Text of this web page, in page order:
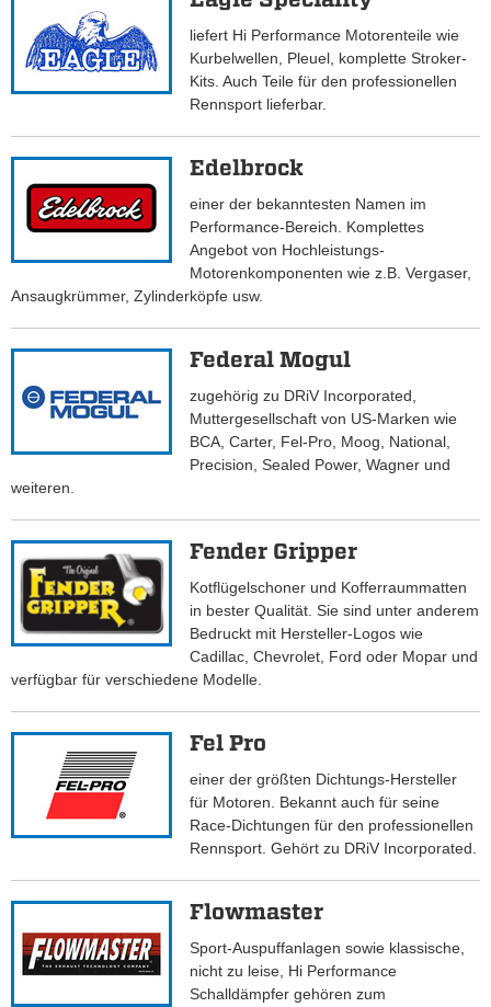
liefert Hi Performance Motorenteile wie
Kurbelwellen, Pleuel, komplette Stroker-
Kits. Auch Teile für den professionellen
Rennsport lieferbar.
Edelbrock
einer der bekanntesten Namen im
Performance-Bereich. Komplettes
Angebot von Hochleistungs-
Motorenkomponenten wie z.B. Vergaser,
Ansaugkrümmer, Zylinderköpfe usw.
Federal Mogul
zugehörig zu DRiV Incorporated,
Muttergesellschaft von US-Marken wie
BCA, Carter, Fel-Pro, Moog, National,
Precision, Sealed Power, Wagner und
weiteren.
Fender Gripper
Kotflügelschoner und Kofferraummatten
in bester Qualität. Sie sind unter anderem
Bedruckt mit Hersteller-Logos wie
Cadillac, Chevrolet, Ford oder Mopar und
verfügbar für verschiedene Modelle.
Fel Pro
einer der größten Dichtungs-Hersteller
für Motoren. Bekannt auch für seine
Race-Dichtungen für den professionellen
Rennsport. Gehört zu DRiV Incorporated.
Flowmaster
Sport-Auspuffanlagen sowie klassische,
nicht zu leise, Hi Performance
Schalldämpfer gehören zum